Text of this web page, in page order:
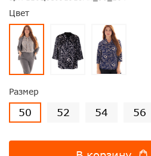
Цвет
Размер
50 52 54 56